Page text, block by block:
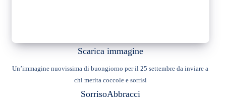
Scarica immagine
Un’immagine nuovissima di buongiorno per il 25 settembre da inviare a
chi merita coccole e sorrisi
SorrisoAbbracci